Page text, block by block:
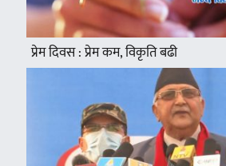
प्रेम दिवस : प्रेम कम, विकृति बढी